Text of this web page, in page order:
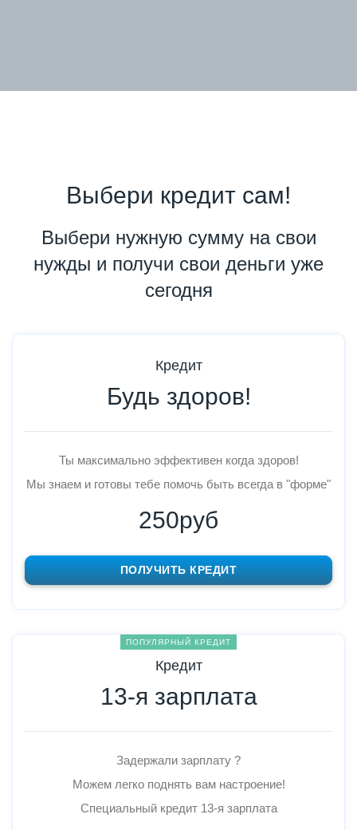
Выбери кредит сам!
Выбери нужную сумму на свои
нужды и получи свои деньги уже
сегодня
Кредит
Будь здоров!
Ты максимально эффективен когда здоров!
Мы знаем и готовы тебе помочь быть всегда в "форме"
250руб
ПОЛУЧИТЬ КРЕДИТ
ПОПУЛЯРНЫЙ КРЕДИТ
Кредит
13-я зарплата
Задержали зарплату ?
Можем легко поднять вам настроение!
Специальный кредит 13-я зарплата